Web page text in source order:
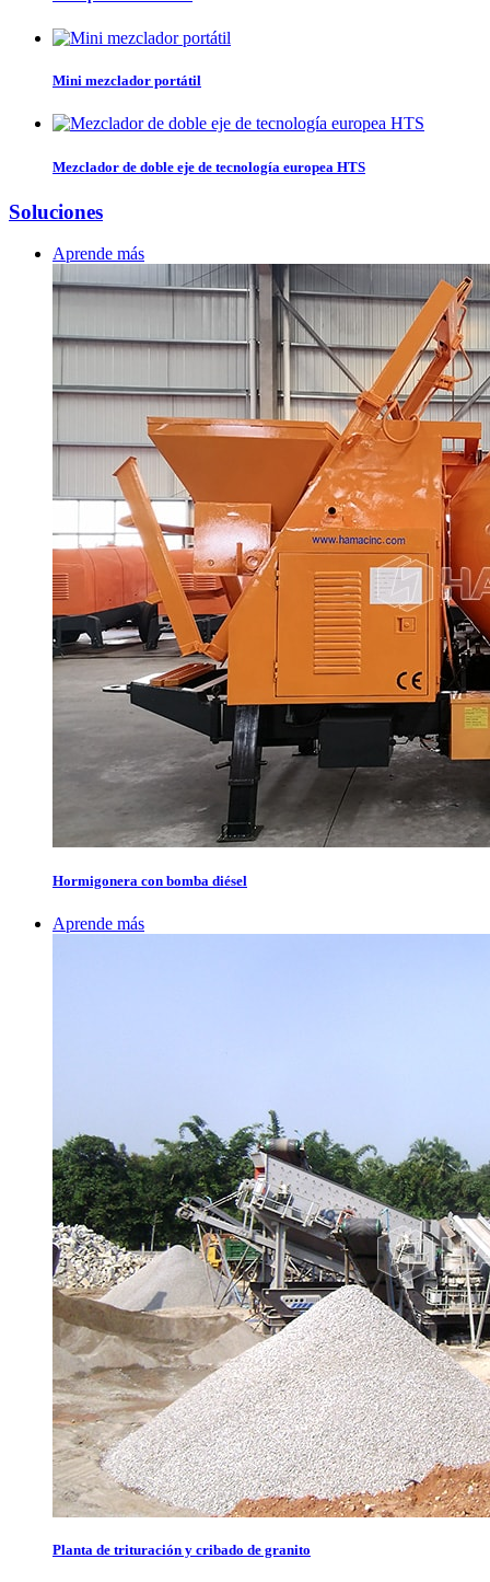
Mini mezclador portátil
Mezclador de doble eje de tecnología europea HTS
Soluciones
Aprende más
Hormigonera con bomba diésel
Aprende más
Planta de trituración y cribado de granito